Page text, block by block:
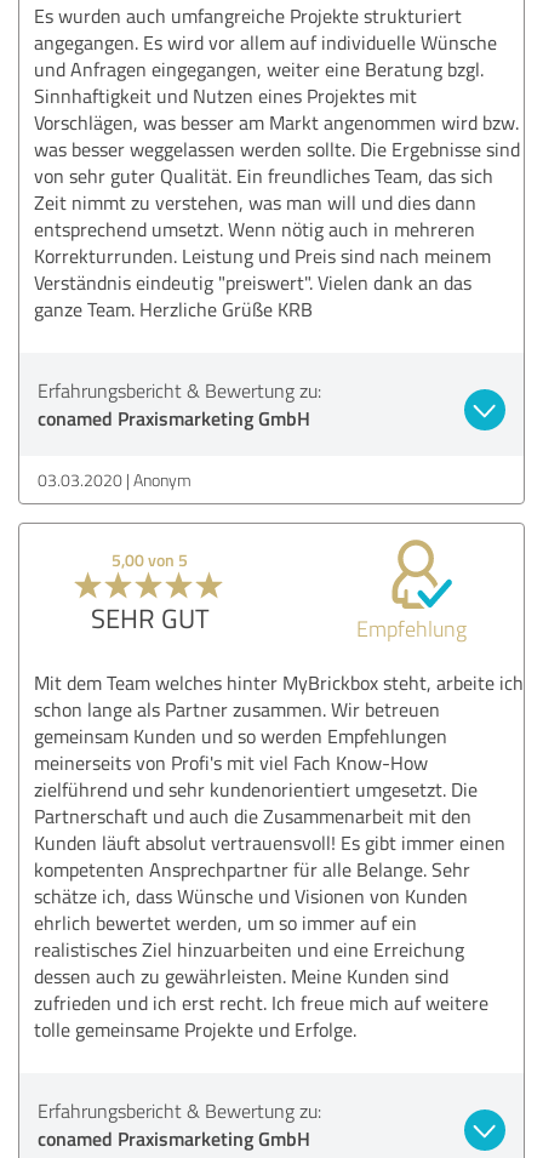
Es wurden auch umfangreiche Projekte strukturiert
angegangen. Es wird vor allem auf individuelle Wünsche
und Anfragen eingegangen, weiter eine Beratung bzgl.
Sinnhaftigkeit und Nutzen eines Projektes mit
Vorschlägen, was besser am Markt angenommen wird bzw.
was besser weggelassen werden sollte. Die Ergebnisse sind
von sehr guter Qualität. Ein freundliches Team, das sich
Zeit nimmt zu verstehen, was man will und dies dann
entsprechend umsetzt. Wenn nötig auch in mehreren
Korrekturrunden. Leistung und Preis sind nach meinem
Verständnis eindeutig "preiswert". Vielen dank an das
ganze Team. Herzliche Grüße KRB
Erfahrungsbericht & Bewertung zu:
conamed Praxismarketing GmbH
03.03.2020 Anonym
5,00 von 5
SEHR GUT Empfehlung
Mit dem Team welches hinter MyBrickbox steht, arbeite ich
schon lange als Partner zusammen. Wir betreuen
gemeinsam Kunden und so werden Empfehlungen
meinerseits von Profi's mit viel Fach Know-How
zielführend und sehr kundenorientiert umgesetzt. Die
Partnerschaft und auch die Zusammenarbeit mit den
Kunden läuft absolut vertrauensvoll! Es gibt immer einen
kompetenten Ansprechpartner für alle Belange. Sehr
schätze ich, dass Wünsche und Visionen von Kunden
ehrlich bewertet werden, um so immer auf ein
realistisches Ziel hinzuarbeiten und eine Erreichung
dessen auch zu gewährleisten. Meine Kunden sind
zufrieden und ich erst recht. Ich freue mich auf weitere
tolle gemeinsame Projekte und Erfolge.
Erfahrungsbericht & Bewertung zu:
conamed Praxismarketing GmbH